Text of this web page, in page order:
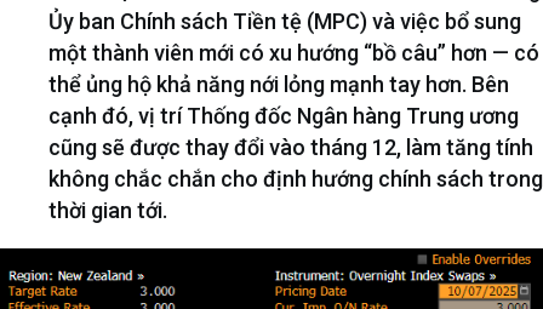
Ủy ban Chính sách Tiền tệ (MPC) và việc bổ sung
một thành viên mới có xu hướng “bồ câu” hơn — có
thể ủng hộ khả năng nới lỏng mạnh tay hơn. Bên
cạnh đó, vị trí Thống đốc Ngân hàng Trung ương
cũng sẽ được thay đổi vào tháng 12, làm tăng tính
không chắc chắn cho định hướng chính sách trong
thời gian tới.